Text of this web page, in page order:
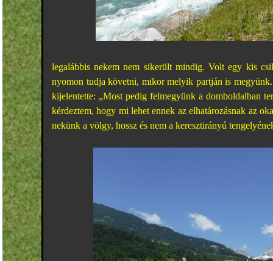
legalábbis nekem nem sikerült mindig. Volt egy kis
nyomon tudja követni, mikor melyik partján is
kijelentette: „Most pedig felmegyünk a domboldalban
kérdeztem, hogy mi lehet ennek az elhatározásnak az
nekünk a völgy, hossz és nem a keresztirányú